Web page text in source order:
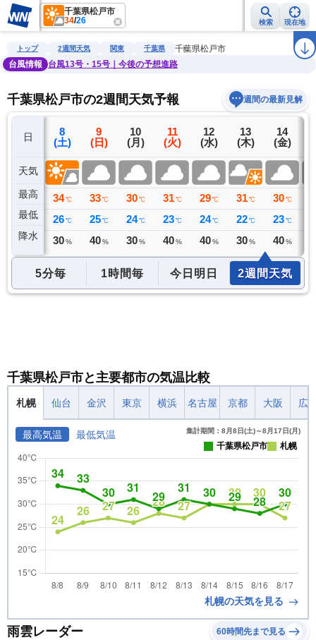
千葉県松戸市
34/26 検索 現在地
雨雲レーダー 台風情報 地震情報 警報・注意報 ラ
トップ 2週間天気 関東 千葉県
千葉県松戸市
台風情報
台風13号・15号｜今後の予想進路
千葉県松戸市の2週間天気予報 週間の最新見解
日
天気
最高
最低
降水
7
(金)
34 ℃
26 ℃
0 ミリ
8
(土)
34 ℃
26 ℃
30 %
9
(日)
33 ℃
25 ℃
40 %
10
(月)
30 ℃
24 ℃
30 %
11
(火)
31 ℃
23 ℃
40 %
12
(水)
29 ℃
24 ℃
40 %
13
(木)
31 ℃
22 ℃
30 %
14
(金)
30 ℃
23 ℃
40 %
5分毎 1時間毎 今日明日 2週間天気
千葉県松戸市と主要都市の気温比較
札幌 仙台 金沢 東京 横浜 名古屋 京都 大阪 広
最高気温 最低気温 集計期間：8月8日(土)～8月17日(月)
千葉県松戸市 札幌
札幌の天気を見る
雨雲レーダー 60時間先まで見る